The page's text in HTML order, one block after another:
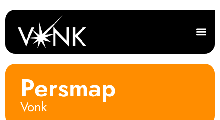
Persmap
Vonk